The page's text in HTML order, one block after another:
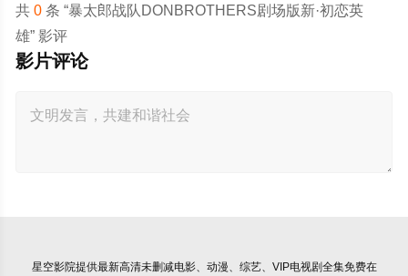
共 0条 “暴太郎战队DONBROTHERS剧场版新·初恋英
雄” 影评
影片评论
星空影院提供最新高清未删减电影、动漫、综艺、VIP电视剧全集免费在